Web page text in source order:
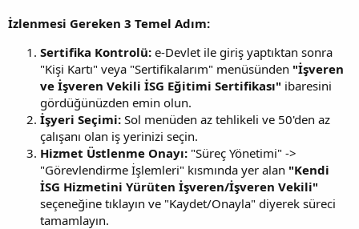
İzlenmesi Gereken 3 Temel Adım:
Sertifika Kontrolü: e-Devlet ile giriş yaptıktan sonra
"Kişi Kartı" veya "Sertifikalarım" menüsünden "İşveren
ve İşveren Vekili İSG Eğitimi Sertifikası" ibaresini
gördüğünüzden emin olun.
İşyeri Seçimi: Sol menüden az tehlikeli ve 50'den az
çalışanı olan iş yerinizi seçin.
Hizmet Üstlenme Onayı: "Süreç Yönetimi" ->
"Görevlendirme İşlemleri" kısmında yer alan "Kendi
İSG Hizmetini Yürüten İşveren/İşveren Vekili"
seçeneğine tıklayın ve "Kaydet/Onayla" diyerek süreci
tamamlayın.